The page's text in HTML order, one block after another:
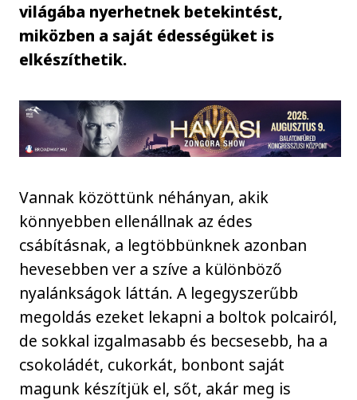
világába nyerhetnek betekintést,
miközben a saját édességüket is
elkészíthetik.
Vannak közöttünk néhányan, akik
könnyebben ellenállnak az édes
csábításnak, a legtöbbünknek azonban
hevesebben ver a szíve a különböző
nyalánkságok láttán. A legegyszerűbb
megoldás ezeket lekapni a boltok polcairól,
de sokkal izgalmasabb és becsesebb, ha a
csokoládét, cukorkát, bonbont saját
magunk készítjük el, sőt, akár meg is